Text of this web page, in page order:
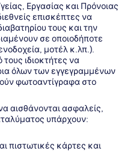
Εργασίας και Πρόνοιας
επισκέπτες να
τους και την
σε οποιοδήποτε
μοτέλ κ.λπ.).
τους ιδιοκτήτες να
όλων των εγγεγραμμένων
φωτοαντίγραφα στο
αισθάνονται ασφαλείς,
υπάρχουν:
πιστωτικές κάρτες και